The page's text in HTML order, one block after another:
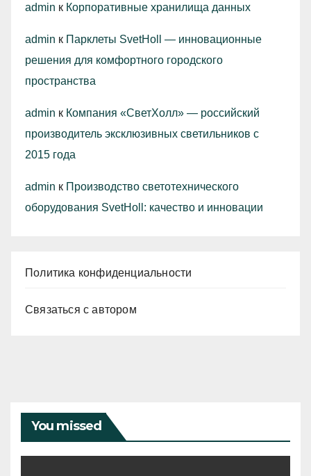
admin к Корпоративные хранилища данных
admin к Парклеты SvetHoll — инновационные
решения для комфортного городского
пространства
admin к Компания «СветХолл» — российский
производитель эксклюзивных светильников с
2015 года
admin к Производство светотехнического
оборудования SvetHoll: качество и инновации
Политика конфиденциальности
Связаться с автором
You missed